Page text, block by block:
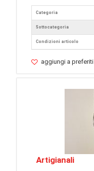
Categoria
Sottocategoria
Condizioni articolo
aggiungi a preferiti
Artigianali